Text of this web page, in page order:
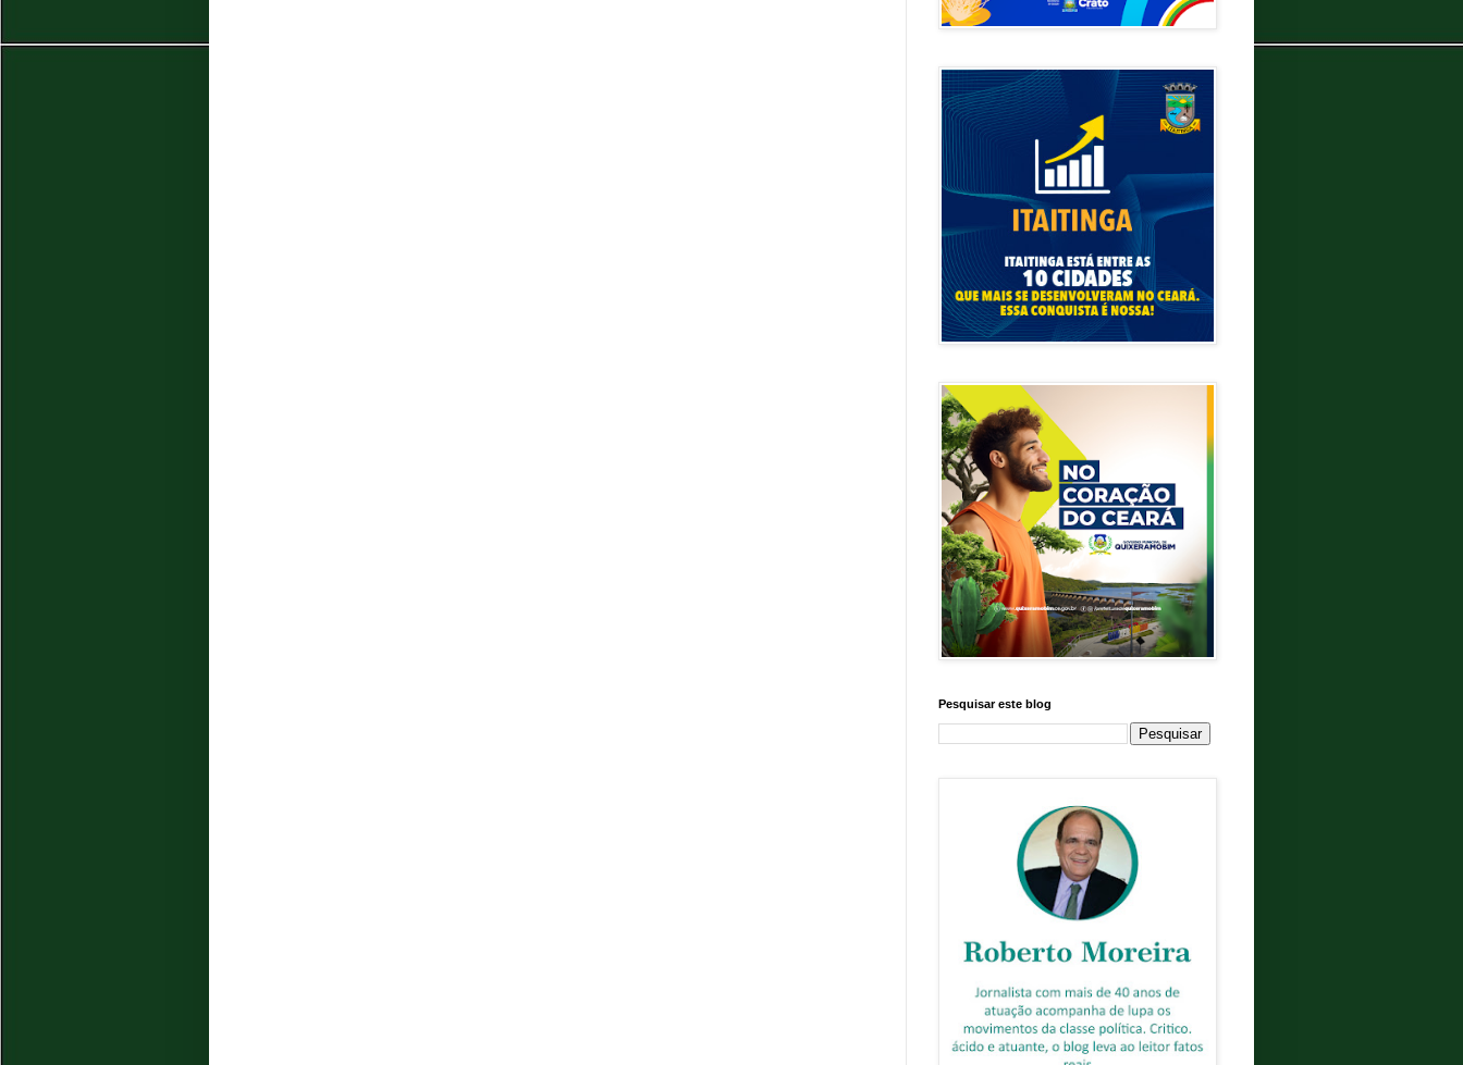
Pesquisar este blog